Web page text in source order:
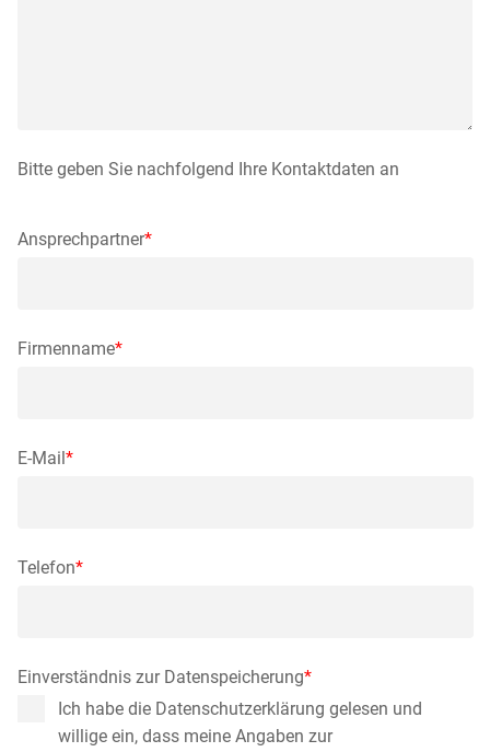
Bitte geben Sie nachfolgend Ihre Kontaktdaten an
Ansprechpartner*
Firmenname*
E-Mail*
Telefon*
Einverständnis zur Datenspeicherung*
Ich habe die Datenschutzerklärung gelesen und
willige ein, dass meine Angaben zur